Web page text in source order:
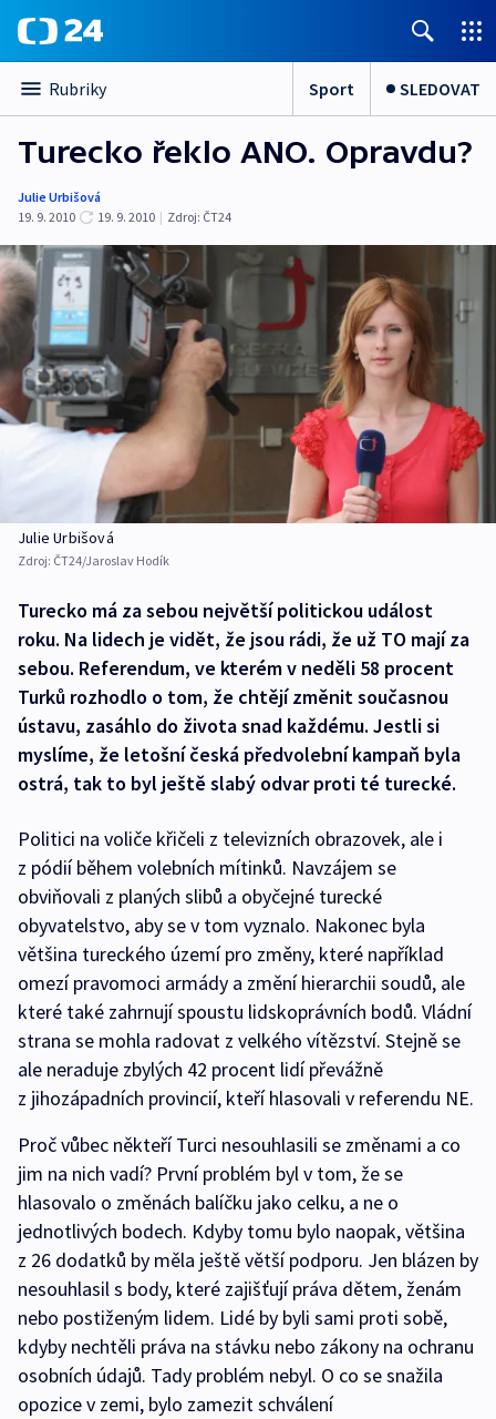
Rubriky Sport SLEDOVAT
Turecko řeklo ANO. Opravdu?
Julie Urbišová
19. 9. 2010
19. 9. 2010 | Zdroj: ČT24
Julie Urbišová
Zdroj: ČT24/Jaroslav Hodík
Turecko má za sebou největší politickou událost
roku. Na lidech je vidět, že jsou rádi, že už TO mají za
sebou. Referendum, ve kterém v neděli 58 procent
Turků rozhodlo o tom, že chtějí změnit současnou
ústavu, zasáhlo do života snad každému. Jestli si
myslíme, že letošní česká předvolební kampaň byla
ostrá, tak to byl ještě slabý odvar proti té turecké.
Politici na voliče křičeli z televizních obrazovek, ale i
z pódií během volebních mítinků. Navzájem se
obviňovali z planých slibů a obyčejné turecké
obyvatelstvo, aby se v tom vyznalo. Nakonec byla
většina tureckého území pro změny, které například
omezí pravomoci armády a změní hierarchii soudů, ale
které také zahrnují spoustu lidskoprávních bodů. Vládní
strana se mohla radovat z velkého vítězství. Stejně se
ale neraduje zbylých 42 procent lidí převážně
z jihozápadních provincií, kteří hlasovali v referendu NE.
Proč vůbec někteří Turci nesouhlasili se změnami a co
jim na nich vadí? První problém byl v tom, že se
hlasovalo o změnách balíčku jako celku, a ne o
jednotlivých bodech. Kdyby tomu bylo naopak, většina
z 26 dodatků by měla ještě větší podporu. Jen blázen by
nesouhlasil s body, které zajišťují práva dětem, ženám
nebo postiženým lidem. Lidé by byli sami proti sobě,
kdyby nechtěli práva na stávku nebo zákony na ochranu
osobních údajů. Tady problém nebyl. O co se snažila
opozice v zemi, bylo zamezit schválení